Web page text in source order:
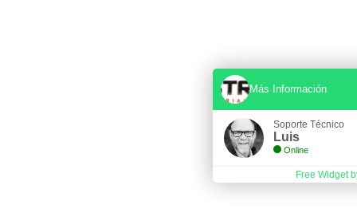
Más Información
Soporte Técnico
Luis
Online
Free Widget